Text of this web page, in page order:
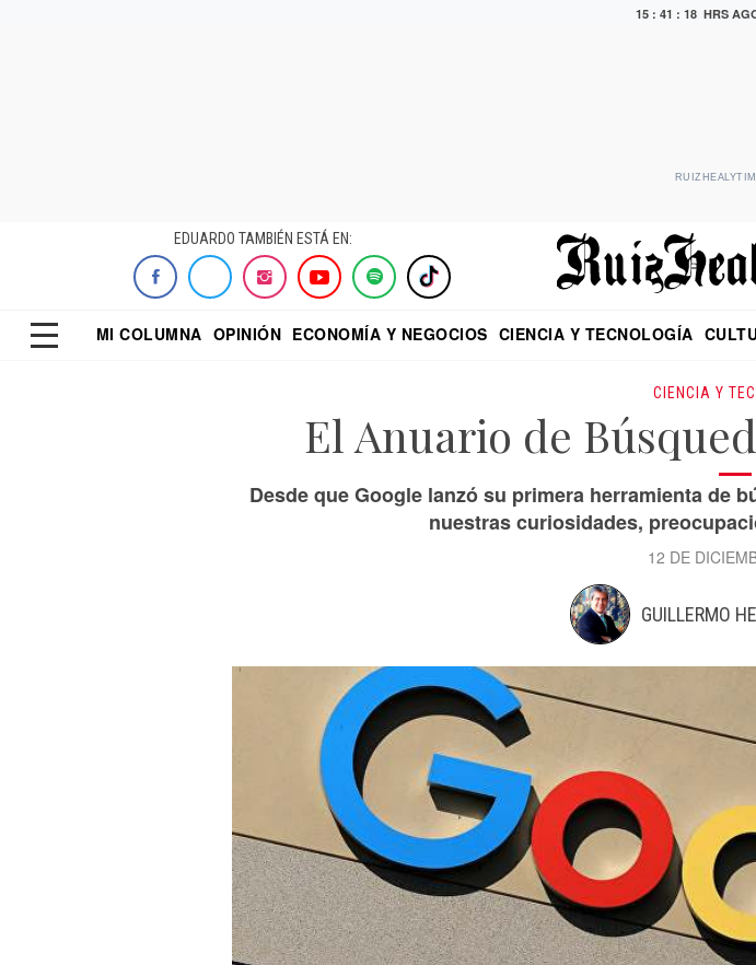
15 : 41 : 19 HRS
EDUARDO TAMBIÉN ESTÁ EN:
MI COLUMNA OPINIÓN ECONOMÍA Y NEGOCIOS CIENCIA Y TECNOLOGÍA
CIENCIA Y
El Anuario de
Desde que Google lanzó su primera herramienta de
nuestras curiosidades,
12 DE
GUILLERMO